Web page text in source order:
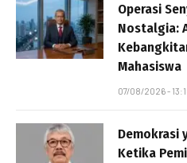
Operasi
Nostalgia:
Mahasiswa
07/08/2026 -
Demokrasi
Ketika